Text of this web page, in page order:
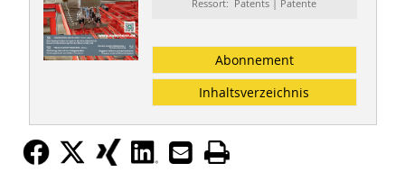
Ressort: Patents | Patente
Abonnement
Inhaltsverzeichnis